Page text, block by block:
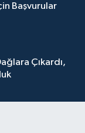
Başvurular
Çıkardı,